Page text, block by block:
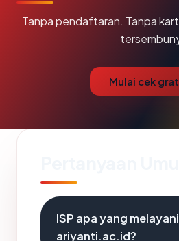
Tanpa pendaftaran. Tanpa
Mulai cek
ISP apa yang melayani
ariyanti.ac.id?